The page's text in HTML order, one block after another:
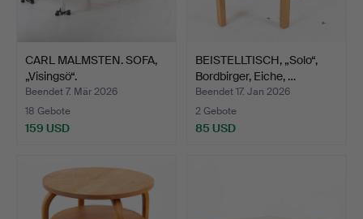
CARL MALMSTEN. SOFA,
„Visingsö“.
Beendet 7. Mär 2026
18 Gebote
159 USD
BEISTELLTISCH, „Solo“,
Bordbirger, Eiche, …
Beendet 17. Jan 2026
2 Gebote
85 USD